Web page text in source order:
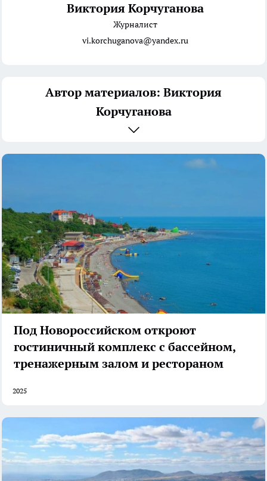
Виктория Корчуганова
Журналист
vi.korchuganova@yandex.ru
Автор материалов: Виктория
Корчуганова
Под Новороссийском откроют
гостиничный комплекс с бассейном,
тренажерным залом и рестораном
2025